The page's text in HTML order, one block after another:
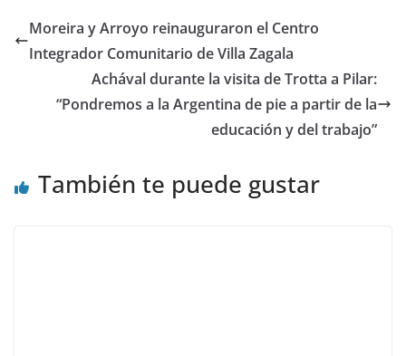
Moreira y Arroyo reinauguraron el Centro
Integrador Comunitario de Villa Zagala
Achával durante la visita de Trotta a Pilar:
“Pondremos a la Argentina de pie a partir de la
educación y del trabajo”
También te puede gustar